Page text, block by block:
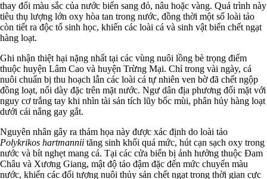
thay đổi màu sắc của nước biển sang đỏ, nâu hoặc vàng. Quá trình này
tiêu thụ lượng lớn oxy hòa tan trong nước, đồng thời một số loài tảo
còn tiết ra độc tố sinh học, khiến các loài cá và sinh vật biển chết ngạt
hàng loạt.
Ghi nhận thiệt hại nặng nhất tại các vùng nuôi lồng bè trọng điểm
thuộc huyện Lâm Cao và huyện Trừng Mại. Chỉ trong vài ngày, cá
nuôi chuẩn bị thu hoạch lẫn các loài cá tự nhiên ven bờ đã chết ngộp
đồng loạt, nổi dày đặc trên mặt nước. Ngư dân địa phương đối mặt với
nguy cơ trắng tay khi nhìn tài sản tích lũy bốc mùi, phân hủy hàng loạt
dưới cái nắng gay gắt.
Nguyên nhân gây ra thảm họa này được xác định do loài tảo
Polykrikos hartmannii tăng sinh khối quá mức, hút cạn sạch oxy trong
nước và bít nghẹt mang cá. Tại các cửa biển bị ảnh hưởng thuộc Đam
Châu và Xương Giang, mật độ tảo đậm đặc đến mức chuyển màu
nước, khiến các đối tượng nuôi thủy sản chết ngạt trong thời gian cực